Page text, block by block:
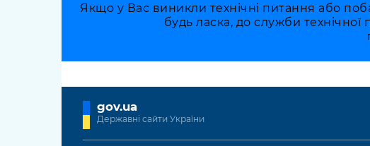
Якщо у Вас виникли технічні питання або
будь ласка, до служби
gov.ua
Державні сайти України